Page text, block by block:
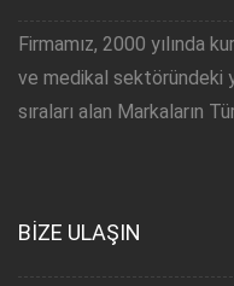
Firmamız, 2000 yılında
ve medikal sektöründeki
sıraları alan Markaların
BİZE ULAŞIN